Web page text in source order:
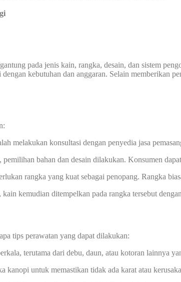
pada jenis kain, rangka, desain, dan sistem
kebutuhan dan anggaran. Selain memberikan
melakukan konsultasi dengan penyedia jasa
pemilihan bahan dan desain dilakukan. Konsumen
rangka yang kuat sebagai penopang. Rangka
kain kemudian ditempelkan pada rangka tersebut
tips perawatan yang dapat dilakukan:
terutama dari debu, daun, atau kotoran lainnya
kanopi untuk memastikan tidak ada karat atau